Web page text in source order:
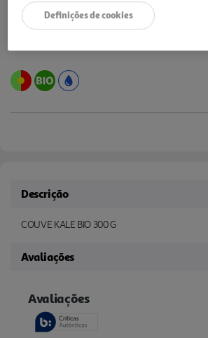
Descrição
COUVE KALE BIO 300 G
Avaliações
Definições de cookies